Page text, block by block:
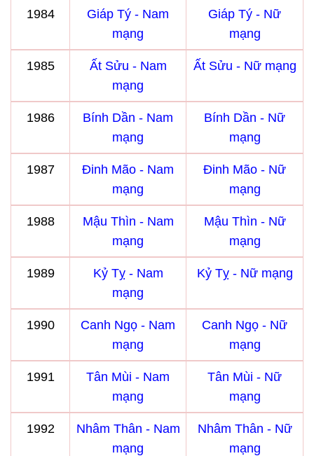
1984
Giáp Tý - Nam
mạng
Giáp Tý - Nữ
mạng
1985
Ất Sửu - Nam
mạng
Ất Sửu - Nữ mạng
1986
Bính Dần - Nam
mạng
Bính Dần - Nữ
mạng
1987
Đinh Mão - Nam
mạng
Đinh Mão - Nữ
mạng
1988
Mậu Thìn - Nam
mạng
Mậu Thìn - Nữ
mạng
1989
Kỷ Tỵ - Nam
mạng
Kỷ Tỵ - Nữ mạng
1990
Canh Ngọ - Nam
mạng
Canh Ngọ - Nữ
mạng
1991
Tân Mùi - Nam
mạng
Tân Mùi - Nữ
mạng
1992
Nhâm Thân - Nam
mạng
Nhâm Thân - Nữ
mạng